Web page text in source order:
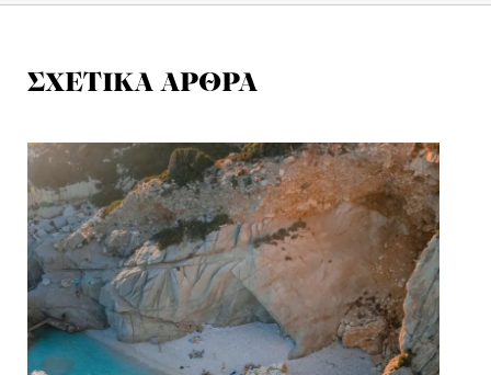
ΣΧΕΤΙΚΑ ΑΡΘΡΑ